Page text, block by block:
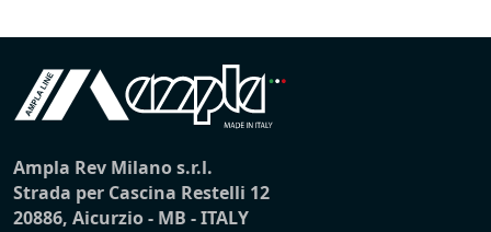
Ampla Rev Milano s.r.l.
Strada per Cascina Restelli 12
20886, Aicurzio - MB - ITALY